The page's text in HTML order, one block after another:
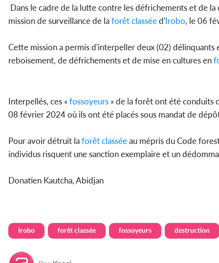
Dans le cadre de la lutte contre les défrichements et de
mission de surveillance de laforêt classéed'Irobo, le 06
Cette mission a permis d'interpeller deux (02) délinquants
reboisement, de défrichements et de mise en cultures en
Interpellés, ces « fossoyeurs » de la forêt ont été conduits
08 février 2024 où ils ont été placés sous mandat de
Pour avoir détruit laforêt classéeau mépris du Code
individus risquent une sanction exemplaire et un
Donatien Kautcha, Abidjan
Irobo forêt classée fossoyeurs destruction